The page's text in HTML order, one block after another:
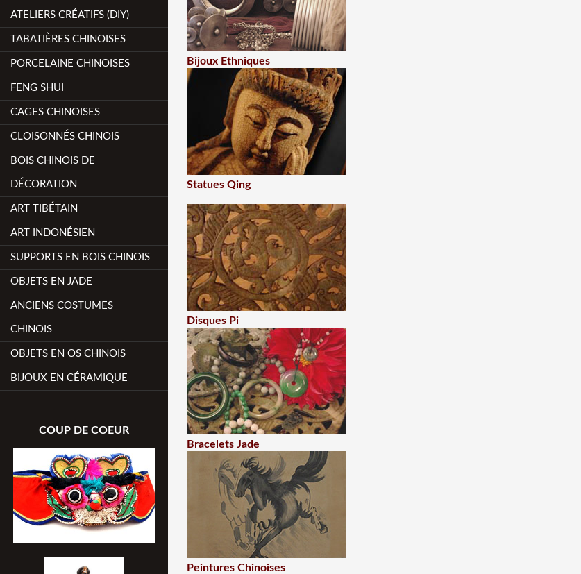
ATELIERS CRÉATIFS (DIY)
TABATIÈRES CHINOISES
PORCELAINE CHINOISES
FENG SHUI
CAGES CHINOISES
CLOISONNÉS CHINOIS
BOIS CHINOIS DE
DÉCORATION
ART TIBÉTAIN
ART INDONÉSIEN
SUPPORTS EN BOIS CHINOIS
OBJETS EN JADE
ANCIENS COSTUMES
CHINOIS
OBJETS EN OS CHINOIS
BIJOUX EN CÉRAMIQUE
COUP DE COEUR
Bijoux Ethniques
Statues Qing
Disques Pi
Bracelets Jade
Peintures Chinoises